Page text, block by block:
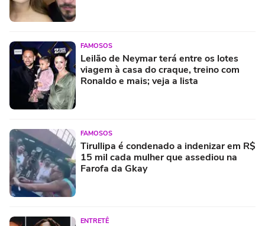
FAMOSOS
Leilão de Neymar terá entre os lotes
viagem à casa do craque, treino com
Ronaldo e mais; veja a lista
FAMOSOS
Tirullipa é condenado a indenizar em R$
15 mil cada mulher que assediou na
Farofa da Gkay
ENTRETÊ